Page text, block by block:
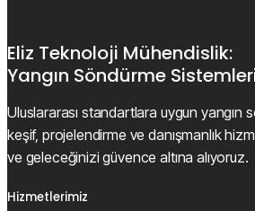
Eliz Teknoloji Mühendislik:
Yangın Söndürme
Uluslararası standartlara uygun yangın
keşif, projelendirme ve danışmanlık
ve geleceğinizi güvence altına alıyoruz.
Hizmetlerimiz